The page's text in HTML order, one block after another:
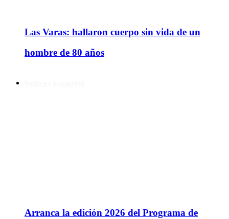
Las Varas: hallaron cuerpo sin vida de un
hombre de 80 años
Arranca la edición 2026 del Programa de